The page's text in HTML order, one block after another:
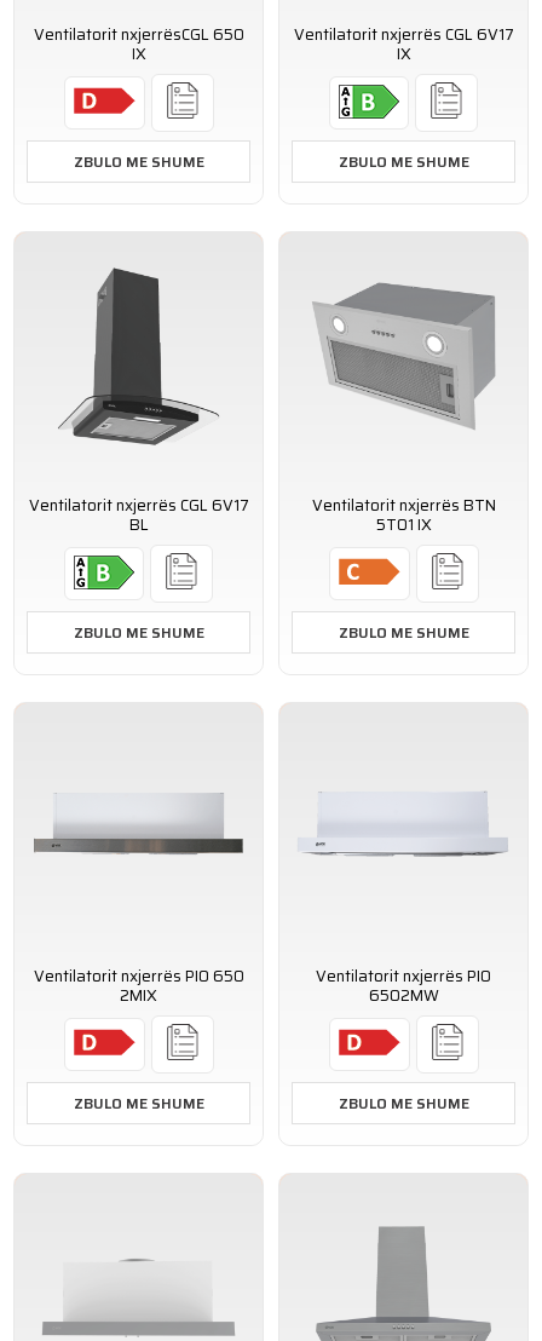
Ventilatorit nxjerrësCGL 650
IX
ZBULO ME SHUME
Ventilatorit nxjerrës CGL 6V17
IX
ZBULO ME SHUME
Ventilatorit nxjerrës CGL 6V17
BL
ZBULO ME SHUME
Ventilatorit nxjerrës BTN
5T01 IX
ZBULO ME SHUME
Ventilatorit nxjerrës PIO 650
2MIX
ZBULO ME SHUME
Ventilatorit nxjerrës PIO
6502MW
ZBULO ME SHUME